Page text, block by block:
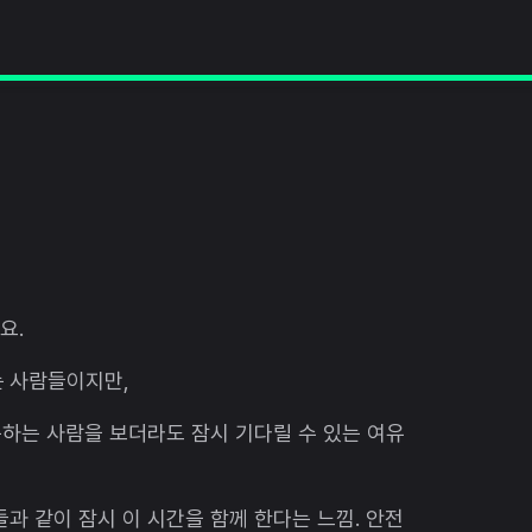
.
람들이지만,
는 사람을 보더라도 잠시 기다릴 수 있는 여유
같이 잠시 이 시간을 함께 한다는 느낌. 안전